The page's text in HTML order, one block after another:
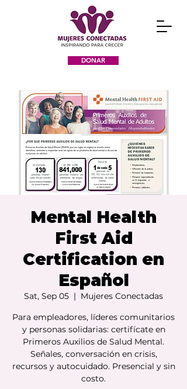
DONAR
Mental Health
First Aid
Certification en
Español
Sat, Sep 05
  |
Mujeres Conectadas
Para empleadores, líderes comunitarios
y personas solidarias: certifícate en
Primeros Auxilios de Salud Mental.
Señales, conversación en crisis,
recursos y autocuidado. Presencial y sin
costo.